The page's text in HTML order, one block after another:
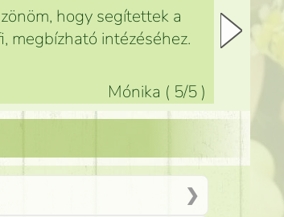
hogy segítettek a
megbízható intézéséhez.
Mónika ( 5/5 )